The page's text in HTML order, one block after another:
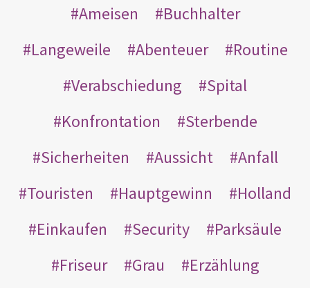
Ameisen
Buchhalter
Langeweile
Abenteuer
Routine
Verabschiedung
Spital
Konfrontation
Sterbende
Sicherheiten
Aussicht
Anfall
Touristen
Hauptgewinn
Holland
Einkaufen
Security
Parksäule
Friseur
Grau
Erzählung